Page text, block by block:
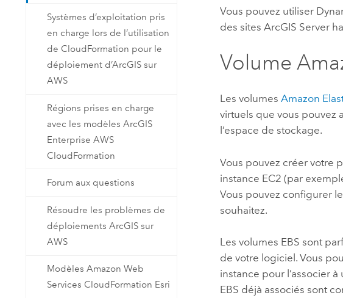
Systèmes d’exploitation pris
en charge lors de l’utilisation
de CloudFormation pour le
déploiement d’ArcGIS sur
AWS
Régions prises en charge
avec les modèles ArcGIS
Enterprise AWS
CloudFormation
Forum aux questions
Résoudre les problèmes de
déploiements ArcGIS sur
AWS
Modèles Amazon Web
Services CloudFormation Esri
Vous pouvez utiliser
des sitesArcGIS Server
Volume
Les volumesAmazon
virtuels que vous pouvez
l’espace de stockage.
Vous pouvez créer votre
instance EC2 (par
Vous pouvez configurer
souhaitez.
Les volumes EBS sont
de votre logiciel. Vous
instance pour l’associer
EBS déjà associés sont